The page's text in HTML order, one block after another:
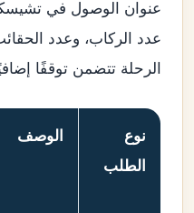
عنوان الوصول في
عدد الركاب، وعدد
الرحلة تتضمن توقفًا
نوع
الطلب
الوصف